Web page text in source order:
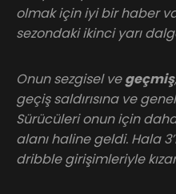
olmak için iyi bir haber
sezondaki ikinci yarı
Onun sezgisel vegeçmiş
geçiş saldırısına ve
Sürücüleri onun için
alanı haline geldi. Hala
dribble girişimleriyle